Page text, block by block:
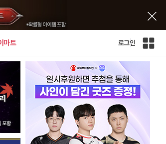
마트 로그인
인
트